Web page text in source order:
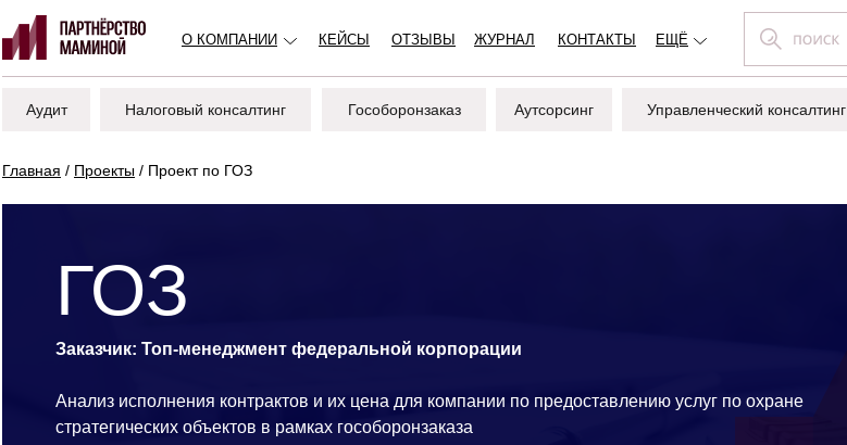
ЕЩЁ
КОНТАКТЫ
ЖУРНАЛ
ОТЗЫВЫ
КЕЙСЫ
О КОМПАНИИ
Гособоронзаказ Аутсорсинг
Аудит Налоговый консалтинг Управленческий консалтинг
Главная / Проекты / Проект по ГОЗ
ГОЗ
Заказчик: Топ-менеджмент федеральной корпорации
Анализ исполнения контрактов и их цена для компании по предоставлению услуг по охране
стратегических объектов в рамках гособоронзаказа